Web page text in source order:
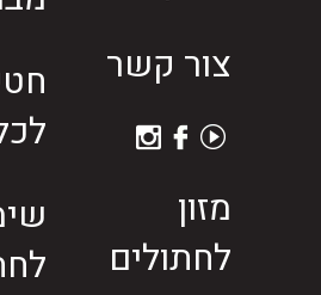
צור קשר
מזון
לחתולים